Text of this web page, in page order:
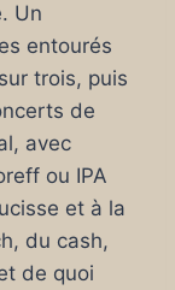
Un
entourés
trois, puis
de
avec
ou IPA
et à la
du cash,
de quoi